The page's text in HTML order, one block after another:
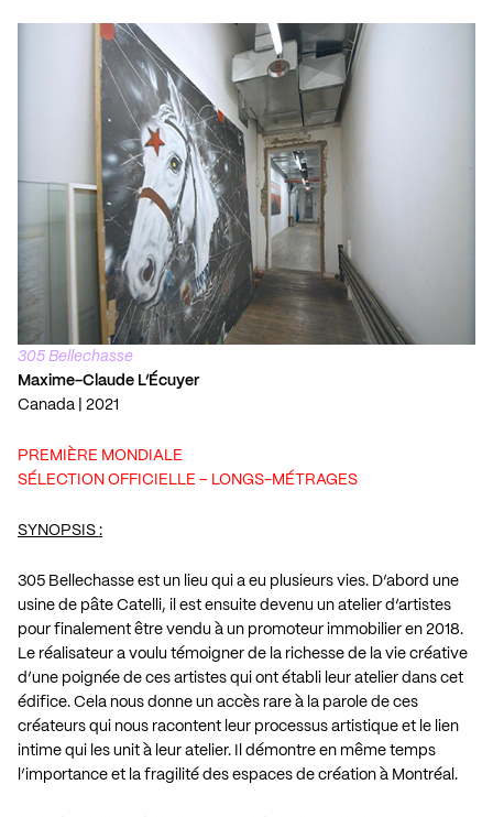
305 Bellechasse
Maxime-Claude L’Écuyer
Canada | 2021
PREMIÈRE MONDIALE
SÉLECTION OFFICIELLE – LONGS-MÉTRAGES
SYNOPSIS :
305 Bellechasse est un lieu qui a eu plusieurs vies. D’abord une
usine de pâte Catelli, il est ensuite devenu un atelier d’artistes
pour finalement être vendu à un promoteur immobilier en 2018.
Le réalisateur a voulu témoigner de la richesse de la vie créative
d’une poignée de ces artistes qui ont établi leur atelier dans cet
édifice. Cela nous donne un accès rare à la parole de ces
créateurs qui nous racontent leur processus artistique et le lien
intime qui les unit à leur atelier. Il démontre en même temps
l’importance et la fragilité des espaces de création à Montréal.